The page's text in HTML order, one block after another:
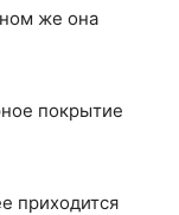
же она
покрытие
приходится